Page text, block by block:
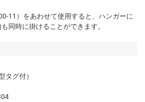
11）をあわせて使用すると、ハンガーに
同時に掛けることができます。
タグ付）